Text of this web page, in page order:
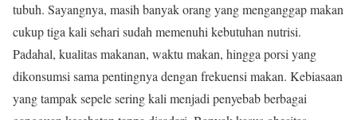
tubuh. Sayangnya, masih banyak orang yang menganggap makan
cukup tiga kali sehari sudah memenuhi kebutuhan nutrisi.
Padahal, kualitas makanan, waktu makan, hingga porsi yang
dikonsumsi sama pentingnya dengan frekuensi makan. Kebiasaan
yang tampak sepele sering kali menjadi penyebab berbagai